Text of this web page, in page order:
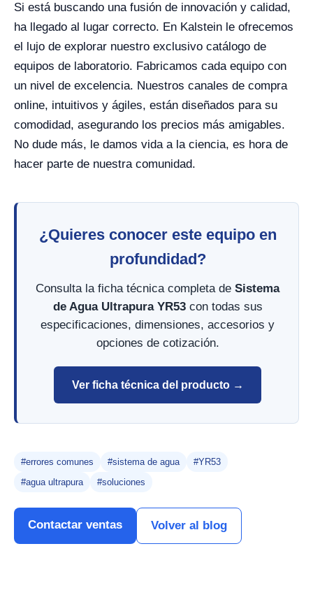
Si está buscando una fusión de innovación y calidad,
ha llegado al lugar correcto. En Kalstein le ofrecemos
el lujo de explorar nuestro exclusivo catálogo de
equipos de laboratorio. Fabricamos cada equipo con
un nivel de excelencia. Nuestros canales de compra
online, intuitivos y ágiles, están diseñados para su
comodidad, asegurando los precios más amigables.
No dude más, le damos vida a la ciencia, es hora de
hacer parte de nuestra comunidad.
¿Quieres conocer este equipo en
profundidad?
Consulta la ficha técnica completa de Sistema
de Agua Ultrapura YR53con todas sus
especificaciones, dimensiones, accesorios y
opciones de cotización.
Ver ficha técnica del producto →
#errores comunes #sistema de agua
#YR53
#agua ultrapura
#soluciones
Contactar ventas Volver al blog